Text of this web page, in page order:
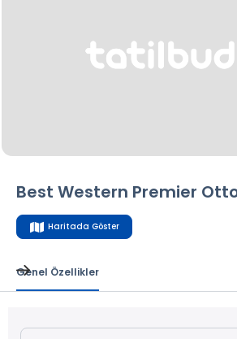
Best Western Premier
Haritada Göster
Genel Özellikler